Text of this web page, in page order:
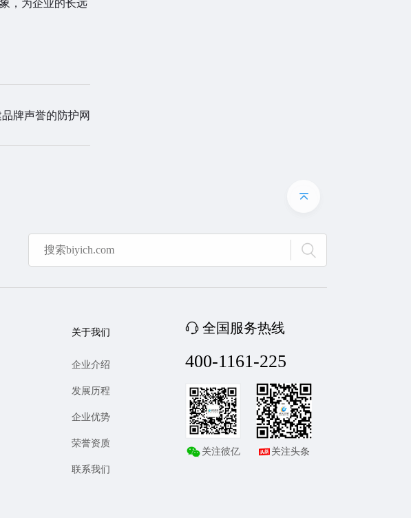
，为企业的长远
牌声誉的防护网
全国服务热线
400-1161-225
关注彼亿 关注头条
关于我们
企业介绍
发展历程
企业优势
荣誉资质
联系我们